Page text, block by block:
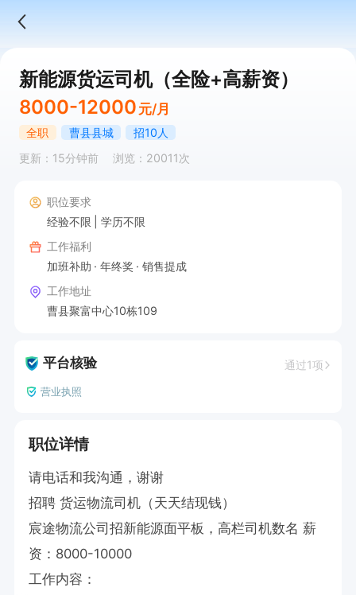
新能源货运司机（全险+高薪资）
8000-12000 元/月
全职 曹县县城
招10人
更新：15分钟前
浏览：20011次
职位要求
经验不限
学历不限
工作福利
加班补助
年终奖
销售提成
工作地址
曹县聚富中心10栋109
平台核验 通过1项
营业执照
职位详情
请电话和我沟通，谢谢
招聘 货运物流司机（天天结现钱）
宸途物流公司招新能源面平板，高栏司机数名 薪
资：8000-10000
工作内容：